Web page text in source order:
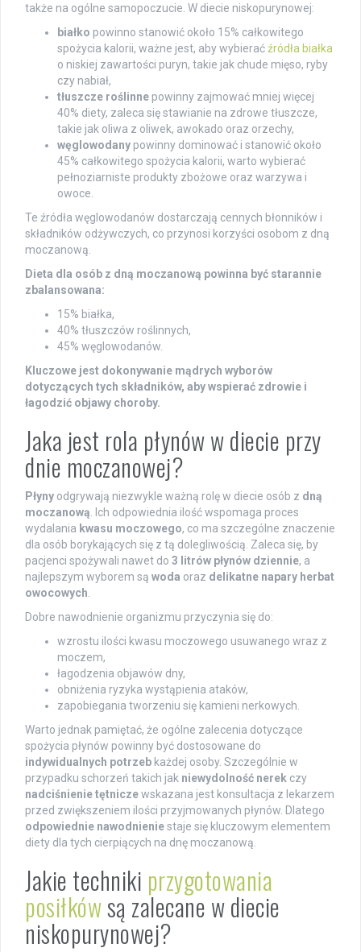
także na ogólne samopoczucie. W diecie niskopurynowej:
białko powinno stanowić około 15% całkowitego
spożycia kalorii, ważne jest, aby wybieraćźródła białka
o niskiej zawartości puryn, takie jak chude mięso, ryby
czy nabiał,
tłuszcze roślinne powinny zajmować mniej więcej
40% diety, zaleca się stawianie na zdrowe tłuszcze,
takie jak oliwa z oliwek, awokado oraz orzechy,
węglowodany powinny dominować i stanowić około
45% całkowitego spożycia kalorii, warto wybierać
pełnoziarniste produkty zbożowe oraz warzywa i
owoce.
Te źródła węglowodanów dostarczają cennych błonników i
składników odżywczych, co przynosi korzyści osobom z dną
moczanową.
Dieta dla osób z dną moczanową powinna być starannie
zbalansowana:
15% białka,
40% tłuszczów roślinnych,
45% węglowodanów.
Kluczowe jest dokonywanie mądrych wyborów
dotyczących tych składników, aby wspierać zdrowie i
łagodzić objawy choroby.
Jaka jest rola płynów w diecie przy
dnie moczanowej?
Płyny odgrywają niezwykle ważną rolę w diecie osób z dną
moczanową . Ich odpowiednia ilość wspomaga proces
wydalania kwasu moczowego, co ma szczególne znaczenie
dla osób borykających się z tą dolegliwością. Zaleca się, by
pacjenci spożywali nawet do 3 litrów płynów dziennie, a
najlepszym wyborem są woda oraz delikatne napary herbat
owocowych
Dobre nawodnienie organizmu przyczynia się do:
wzrostu ilości kwasu moczowego usuwanego wraz z
moczem,
łagodzenia objawów dny,
obniżenia ryzyka wystąpienia ataków,
zapobiegania tworzeniu się kamieni nerkowych.
Warto jednak pamiętać, że ogólne zalecenia dotyczące
spożycia płynów powinny być dostosowane do
indywidualnych potrzeb każdej osoby. Szczególnie w
przypadku schorzeń takich jak niewydolność nerek czy
nadciśnienie tętniczewskazana jest konsultacja z lekarzem
przed zwiększeniem ilości przyjmowanych płynów. Dlatego
odpowiednie nawodnieniestaje się kluczowym elementem
diety dla tych cierpiących na dnę moczanową.
Jakie techniki przygotowania
posiłkówsą zalecane w diecie
niskopurynowej?